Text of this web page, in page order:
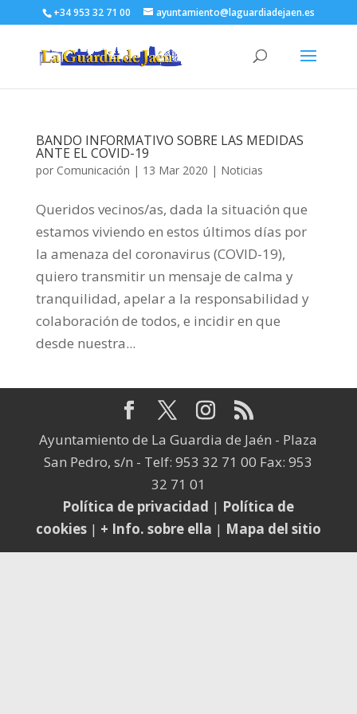
+34 953 32 71 00 ayuntamiento@laguardiadejaen.es
BANDO INFORMATIVO SOBRE LAS MEDIDAS
ANTE EL COVID-19
por Comunicación | 13 Mar 2020 | Noticias
Queridos vecinos/as, dada la situación que
estamos viviendo en estos últimos días por
la amenaza del coronavirus (COVID-19),
quiero transmitir un mensaje de calma y
tranquilidad, apelar a la responsabilidad y
colaboración de todos, e incidir en que
desde nuestra...
Ayuntamiento de La Guardia de Jaén - Plaza
San Pedro, s/n - Telf: 953 32 71 00 Fax: 953
32 71 01
Política de privacidad | Política de
cookies| + Info. sobre ella | Mapa del sitio